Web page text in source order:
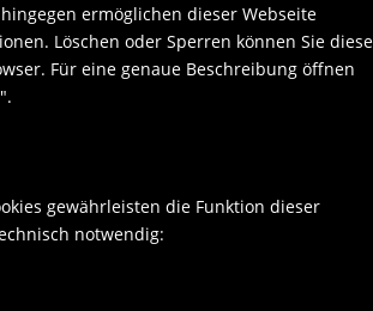
ermöglichen dieser Webseite
Löschen oder Sperren können Sie diese
Für eine genaue Beschreibung öffnen
gewährleisten die Funktion dieser
notwendig: